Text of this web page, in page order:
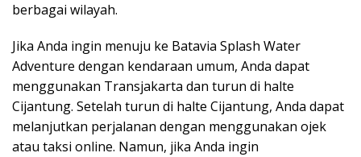
berbagai wilayah.
Jika Anda ingin menuju ke Batavia Splash Water
Adventure dengan kendaraan umum, Anda dapat
menggunakan Transjakarta dan turun di halte
Cijantung. Setelah turun di halte Cijantung, Anda dapat
melanjutkan perjalanan dengan menggunakan ojek
atau taksi online. Namun, jika Anda ingin